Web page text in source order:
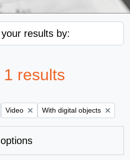
results by:
results
Remove filter:
Video Remove filter:
With digital objects